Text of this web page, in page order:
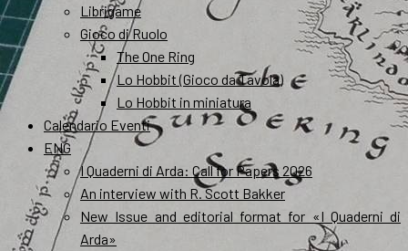
Librigame
Gioco di Ruolo
The One Ring
Lo Hobbit (Gioco da Tavola)
Lo Hobbit in miniatura
Calendario Eventi
ENG
I Quaderni di Arda: Call for Papers 2026
An interview with R. Scott Bakker
New Issue and editorial format for «I Quaderni di
Arda»